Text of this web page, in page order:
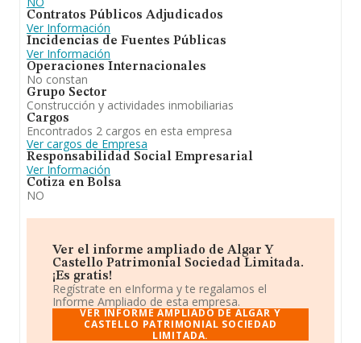
Contratos Públicos Adjudicados
Ver Información
Incidencias de Fuentes Públicas
Ver Información
Operaciones Internacionales
No constan
Grupo Sector
Construcción y actividades inmobiliarias
Cargos
Encontrados 2 cargos en esta empresa
Ver cargos de Empresa
Responsabilidad Social Empresarial
Ver Información
Cotiza en Bolsa
NO
Ver el informe ampliado de Algar Y
Castello Patrimonial Sociedad Limitada.
¡Es gratis!
Regístrate en eInforma y te regalamos el
Informe Ampliado de esta empresa.
VER INFORME AMPLIADO DE ALGAR Y
CASTELLO PATRIMONIAL SOCIEDAD
LIMITADA.